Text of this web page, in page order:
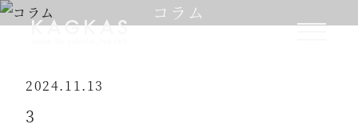
コラム
2024.11.13
3